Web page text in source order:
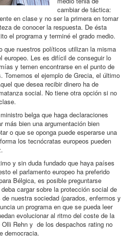
cambiar de táctica:
en clase y no ser la primera en tomar
de conocer la respuesta. De ésta
el programa y terminé el grado medio.
que nuestros políticos utilizan la misma
europeo. Les es difícil de conseguir lo
y temen encontrarse en el punto de
Tomemos el ejemplo de Grecia, el último
que desea recibir dinero ha de
social. No tiene otra opción si no
belga que haga declaraciones
más bien una argumentación bien
o que se oponga puede esperarse una
los tecnócratas europeos pueden
y sin duda fundado que haya países
el parlamento europeo ha preferido
Bélgica, es posible preguntarse
cargar sobre la protección social de
nuestra sociedad (parados, enfermos y
un programa en que se pueda leer
evolucionar al ritmo del coste de la
Rehn y de los despachos rating no
democracia.